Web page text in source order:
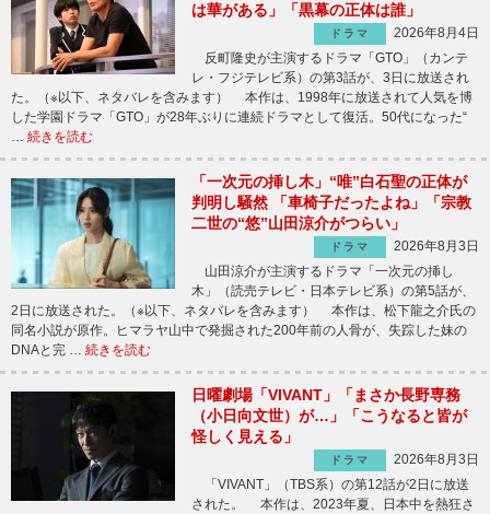
は華がある」「黒幕の正体は誰」
ドラマ
2026年8月4日
反町隆史が主演するドラマ「GTO」（カンテ
レ・フジテレビ系）の第3話が、3日に放送され
た。（※以下、ネタバレを含みます） 本作は、1998年に放送されて人気を博
した学園ドラマ「GTO」が28年ぶりに連続ドラマとして復活。50代になった“
… 続きを読む
「一次元の挿し木」“唯”白石聖の正体が
判明し騒然 「車椅子だったよね」「宗教
二世の“悠”山田涼介がつらい」
ドラマ
2026年8月3日
山田涼介が主演するドラマ「一次元の挿し
木」（読売テレビ・日本テレビ系）の第5話が、
2日に放送された。（※以下、ネタバレを含みます） 本作は、松下龍之介氏の
同名小説が原作。ヒマラヤ山中で発掘された200年前の人骨が、失踪した妹の
DNAと完 … 続きを読む
日曜劇場「VIVANT」「まさか長野専務
（小日向文世）が…」「こうなると皆が
怪しく見える」
ドラマ
2026年8月3日
「VIVANT」（TBS系）の第12話が2日に放送
された。 本作は、2023年夏、日本中を熱狂さ